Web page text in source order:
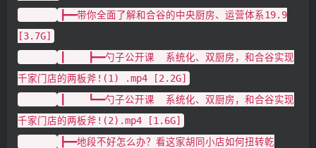
┣━━带你全面了解和合谷的中央厨房、运营体系19.9
[3.7G]
┃ ┣━━勺子公开课 系统化、双厨房，和合谷实现
千家门店的两板斧!(1) .mp4 [2.2G]
┃ ┗━━勺子公开课 系统化、双厨房，和合谷实现
千家门店的两板斧!(2).mp4 [1.6G]
┣━━地段不好怎么办？看这家胡同小店如何扭转乾